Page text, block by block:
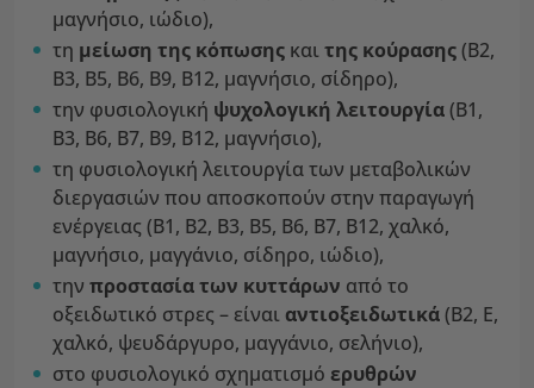
μαγνήσιο, ιώδιο),
τη μείωση της κόπωσης καιτης κούρασης(B2,
B3, B5, B6, B9, B12, μαγνήσιο, σίδηρο),
την φυσιολογική ψυχολογική λειτουργία(B1,
B3, B6, B7, B9, B12, μαγνήσιο),
τη φυσιολογική λειτουργία των μεταβολικών
διεργασιών που αποσκοπούν στην παραγωγή
ενέργειας (B1, B2, B3, B5, B6, B7, B12, χαλκό,
μαγνήσιο, μαγγάνιο, σίδηρο, ιώδιο),
την προστασία των κυττάρων από το
οξειδωτικό στρες – είναι αντιοξειδωτικά(B2, E,
χαλκό, ψευδάργυρο, μαγγάνιο, σελήνιο),
στο φυσιολογικό σχηματισμό ερυθρών